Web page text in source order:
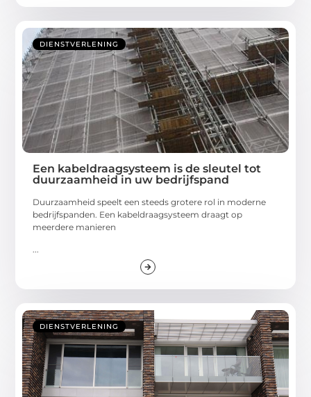
DIENSTVERLENING
Een kabeldraagsysteem is de sleutel tot
duurzaamheid in uw bedrijfspand
Duurzaamheid speelt een steeds grotere rol in moderne
bedrijfspanden. Een kabeldraagsysteem draagt op
meerdere manieren
...
DIENSTVERLENING